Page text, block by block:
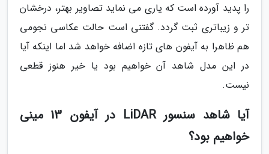
را پدید آورده است که یاری می نماید تصاویر بهتر، درخشان
تر و زیباتری ثبت گردد. گفتنی است حالت عکاسی نجومی
هم ظاهرا به آیفون های تازه اضافه خواهد شد اما اینکه آیا
در این مدل شاهد آن خواهیم بود یا خیر هنوز قطعی
نیست.
آیا شاهد سنسور LiDAR در آیفون 13 مینی
خواهیم بود؟